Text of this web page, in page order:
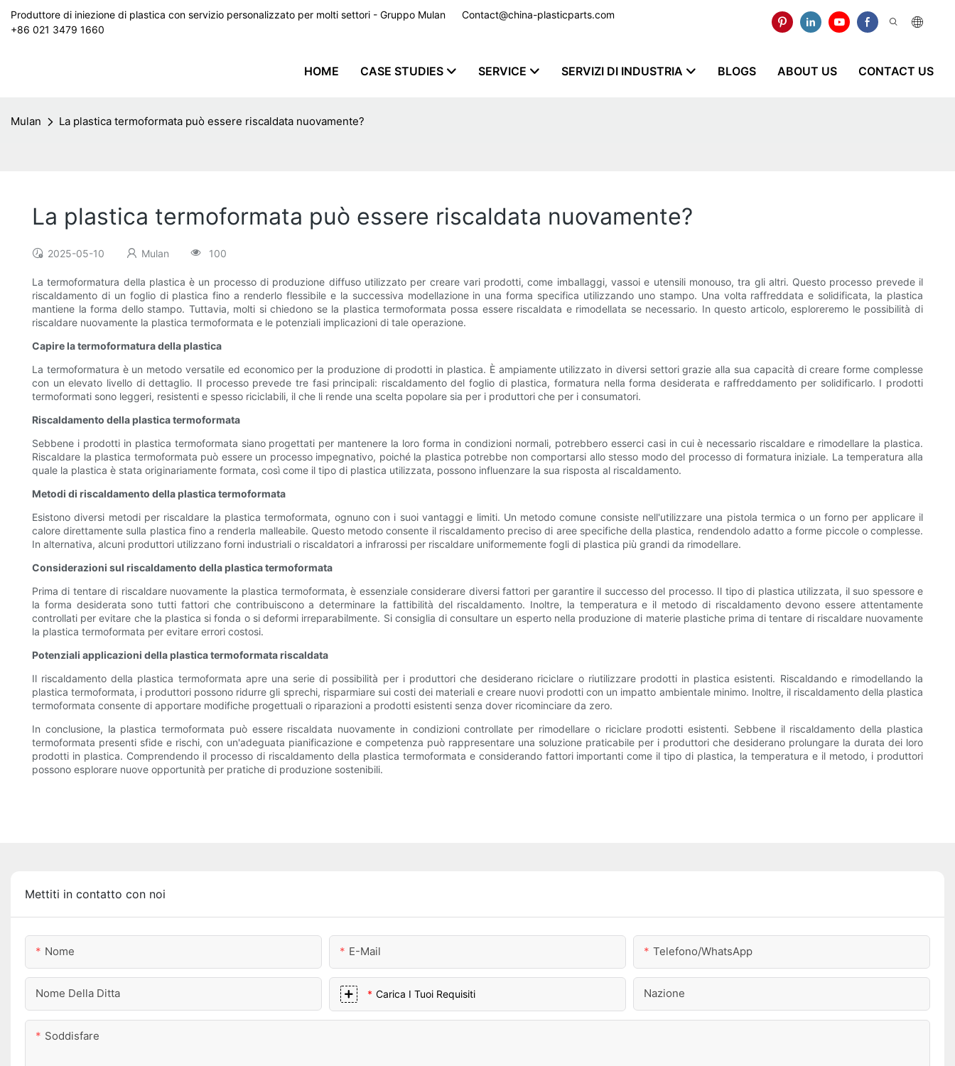
Produttore di iniezione di plastica con servizio personalizzato per molti settori - Gruppo Mulan Contact@china-plasticparts.com
+86 021 3479 1660
HOME CASE STUDIES SERVICE SERVIZI DI INDUSTRIA BLOGS ABOUT US CONTACT US
Mulan La plastica termoformata può essere riscaldata nuovamente?
La plastica termoformata può essere riscaldata nuovamente?
2025-05-10 Mulan 100
La termoformatura della plastica è un processo di produzione diffuso utilizzato per creare vari prodotti, come imballaggi, vassoi e utensili monouso, tra gli altri. Questo processo prevede il
riscaldamento di un foglio di plastica fino a renderlo flessibile e la successiva modellazione in una forma specifica utilizzando uno stampo. Una volta raffreddata e solidificata, la plastica
mantiene la forma dello stampo. Tuttavia, molti si chiedono se la plastica termoformata possa essere riscaldata e rimodellata se necessario. In questo articolo, esploreremo le possibilità di
riscaldare nuovamente la plastica termoformata e le potenziali implicazioni di tale operazione.
Capire la termoformatura della plastica
La termoformatura è un metodo versatile ed economico per la produzione di prodotti in plastica. È ampiamente utilizzato in diversi settori grazie alla sua capacità di creare forme complesse
con un elevato livello di dettaglio. Il processo prevede tre fasi principali: riscaldamento del foglio di plastica, formatura nella forma desiderata e raffreddamento per solidificarlo. I prodotti
termoformati sono leggeri, resistenti e spesso riciclabili, il che li rende una scelta popolare sia per i produttori che per i consumatori.
Riscaldamento della plastica termoformata
Sebbene i prodotti in plastica termoformata siano progettati per mantenere la loro forma in condizioni normali, potrebbero esserci casi in cui è necessario riscaldare e rimodellare la plastica.
Riscaldare la plastica termoformata può essere un processo impegnativo, poiché la plastica potrebbe non comportarsi allo stesso modo del processo di formatura iniziale. La temperatura alla
quale la plastica è stata originariamente formata, così come il tipo di plastica utilizzata, possono influenzare la sua risposta al riscaldamento.
Metodi di riscaldamento della plastica termoformata
Esistono diversi metodi per riscaldare la plastica termoformata, ognuno con i suoi vantaggi e limiti. Un metodo comune consiste nell'utilizzare una pistola termica o un forno per applicare il
calore direttamente sulla plastica fino a renderla malleabile. Questo metodo consente il riscaldamento preciso di aree specifiche della plastica, rendendolo adatto a forme piccole o complesse.
In alternativa, alcuni produttori utilizzano forni industriali o riscaldatori a infrarossi per riscaldare uniformemente fogli di plastica più grandi da rimodellare.
Considerazioni sul riscaldamento della plastica termoformata
Prima di tentare di riscaldare nuovamente la plastica termoformata, è essenziale considerare diversi fattori per garantire il successo del processo. Il tipo di plastica utilizzata, il suo spessore e
la forma desiderata sono tutti fattori che contribuiscono a determinare la fattibilità del riscaldamento. Inoltre, la temperatura e il metodo di riscaldamento devono essere attentamente
controllati per evitare che la plastica si fonda o si deformi irreparabilmente. Si consiglia di consultare un esperto nella produzione di materie plastiche prima di tentare di riscaldare nuovamente
la plastica termoformata per evitare errori costosi.
Potenziali applicazioni della plastica termoformata riscaldata
Il riscaldamento della plastica termoformata apre una serie di possibilità per i produttori che desiderano riciclare o riutilizzare prodotti in plastica esistenti. Riscaldando e rimodellando la
plastica termoformata, i produttori possono ridurre gli sprechi, risparmiare sui costi dei materiali e creare nuovi prodotti con un impatto ambientale minimo. Inoltre, il riscaldamento della plastica
termoformata consente di apportare modifiche progettuali o riparazioni a prodotti esistenti senza dover ricominciare da zero.
In conclusione, la plastica termoformata può essere riscaldata nuovamente in condizioni controllate per rimodellare o riciclare prodotti esistenti. Sebbene il riscaldamento della plastica
termoformata presenti sfide e rischi, con un'adeguata pianificazione e competenza può rappresentare una soluzione praticabile per i produttori che desiderano prolungare la durata dei loro
prodotti in plastica. Comprendendo il processo di riscaldamento della plastica termoformata e considerando fattori importanti come il tipo di plastica, la temperatura e il metodo, i produttori
possono esplorare nuove opportunità per pratiche di produzione sostenibili.
Mettiti in contatto con noi
Nome E-Mail Telefono/WhatsApp
Nome Della Ditta Carica I Tuoi Requisiti Nazione
Soddisfare